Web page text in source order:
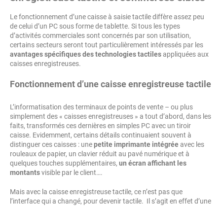
Le fonctionnement d’une caisse à saisie tactile diffère assez peu
de celui d’un PC sous forme de tablette. Si tous les types
d’activités commerciales sont concernés par son utilisation,
certains secteurs seront tout particulièrement intéressés par les
avantages spécifiques des technologies tactilesappliquées aux
caisses enregistreuses.
Fonctionnement d’une caisse enregistreuse tactile
L’informatisation des terminaux de points de vente – ou plus
simplement des « caisses enregistreuses » a tout d’abord, dans les
faits, transformés ces dernières en simples PC avec un tiroir
caisse. Evidemment, certains détails continuaient souvent à
distinguer ces caisses : unepetite imprimante intégréeavec les
rouleaux de papier, un clavier réduit au pavé numérique et à
quelques touches supplémentaires, un écran affichant les
montantsvisible par le client….
Mais avec la caisse enregistreuse tactile, ce n’est pas que
l’interface qui a changé, pour devenir tactile. Il s’agit en effet d’une